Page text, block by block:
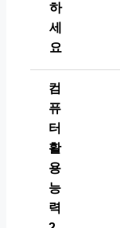
하
세
요
컴
퓨
터
활
용
능
력